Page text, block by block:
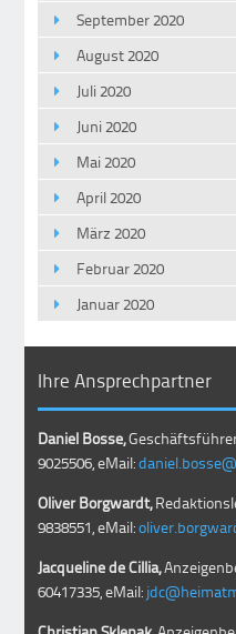
September 2020
August 2020
Juli 2020
Juni 2020
Mai 2020
April 2020
März 2020
Februar 2020
Januar 2020
Ihre Ansprechpartner
Daniel Bosse,Geschäftsführer
9025506, eMail:
Oliver Borgwardt,
9838551, eMail:
Jacqueline de Cillia,
60417335, eMail: